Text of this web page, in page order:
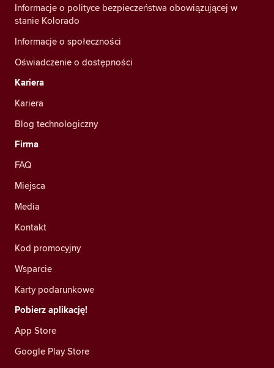
Informacje o polityce bezpieczeństwa obowiązującej w
stanie Kolorado
Informacje o społeczności
Oświadczenie o dostępności
Kariera
Kariera
Blog technologiczny
Firma
FAQ
Miejsca
Media
Kontakt
Kod promocyjny
Wsparcie
Karty podarunkowe
Pobierz aplikację!
App Store
Google Play Store